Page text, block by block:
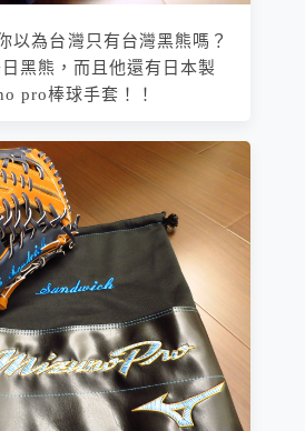
以為台灣只有台灣黑熊嗎？
黑熊，而且他還有日本製
pro棒球手套！！